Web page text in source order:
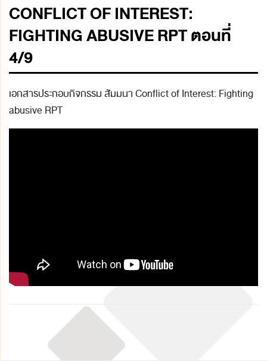
CONFLICT OF INTEREST:
FIGHTING ABUSIVE RPT ตอนที่
4/9
เอกสารประกอบกิจกรรม สัมมนา Conflict of Interest: Fighting
abusive RPT